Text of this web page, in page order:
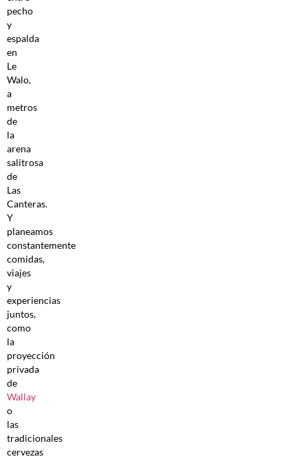
pecho
y
espalda
en
Le
Walo,
a
metros
de
la
arena
salitrosa
de
Las
Canteras.
Y
planeamos
constantemente
comidas,
viajes
y
experiencias
juntos,
como
la
proyección
privada
de
Wallay
o
las
tradicionales
cervezas